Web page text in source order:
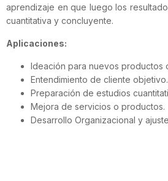
aprendizaje en que luego los
cuantitativa y concluyente.
Aplicaciones:
Ideación para nuevos productos
Entendimiento de cliente objetivo.
Preparación de estudios
Mejora de servicios o productos.
Desarrollo Organizacional y